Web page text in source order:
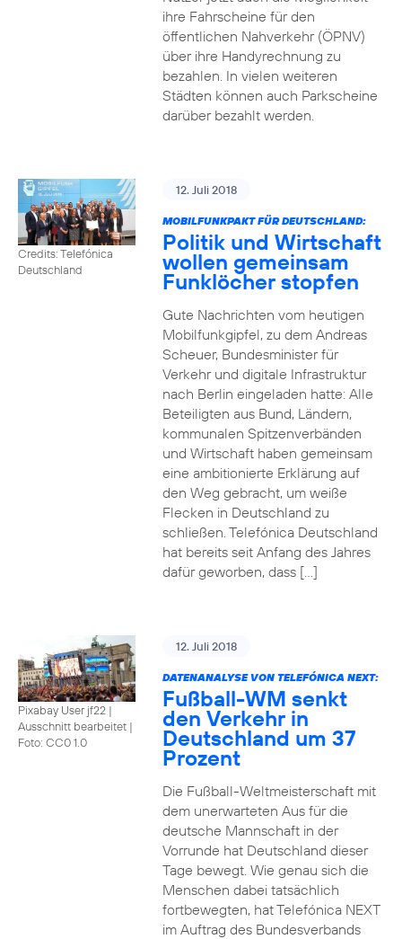
ihre Fahrscheine für den
öffentlichen Nahverkehr (ÖPNV)
über ihre Handyrechnung zu
bezahlen. In vielen weiteren
Städten können auch Parkscheine
darüber bezahlt werden.
Credits: Telefónica
Deutschland
12. Juli 2018
MOBILFUNKPAKT FÜR DEUTSCHLAND:
Politik und Wirtschaft
wollen gemeinsam
Funklöcher stopfen
Gute Nachrichten vom heutigen
Mobilfunkgipfel, zu dem Andreas
Scheuer, Bundesminister für
Verkehr und digitale Infrastruktur
nach Berlin eingeladen hatte: Alle
Beteiligten aus Bund, Ländern,
kommunalen Spitzenverbänden
und Wirtschaft haben gemeinsam
eine ambitionierte Erklärung auf
den Weg gebracht, um weiße
Flecken in Deutschland zu
schließen. Telefónica Deutschland
hat bereits seit Anfang des Jahres
dafür geworben, dass […]
Pixabay User jf22 |
Ausschnitt bearbeitet |
Foto: CC0 1.0
12. Juli 2018
DATENANALYSE VON TELEFÓNICA NEXT:
Fußball-WM senkt
den Verkehr in
Deutschland um 37
Prozent
Die Fußball-Weltmeisterschaft mit
dem unerwarteten Aus für die
deutsche Mannschaft in der
Vorrunde hat Deutschland dieser
Tage bewegt. Wie genau sich die
Menschen dabei tatsächlich
fortbewegten, hat Telefónica NEXT
im Auftrag des Bundesverbands